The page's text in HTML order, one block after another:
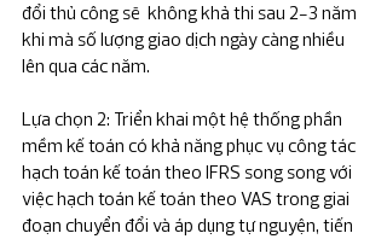
đổi thủ công sẽ  không khả thi sau 2-3 năm
khi mà số lượng giao dịch ngày càng nhiều
lên qua các năm.
Lựa chọn 2: Triển khai một hệ thống phần
mềm kế toán có khả năng phục vụ công tác
hạch toán kế toán theo IFRS song song với
việc hạch toán kế toán theo VAS trong giai
đoạn chuyển đổi và áp dụng tự nguyện, tiến